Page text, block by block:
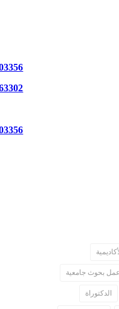
عمل بحوث جامعية
الدكتوراة